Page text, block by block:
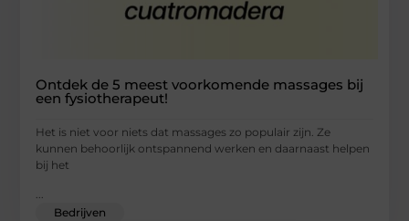
Ontdek de 5 meest voorkomende massages bij
een fysiotherapeut!
Het is niet voor niets dat massages zo populair zijn. Ze
kunnen behoorlijk ontspannend werken en daarnaast helpen
bij het
...
Bedrijven